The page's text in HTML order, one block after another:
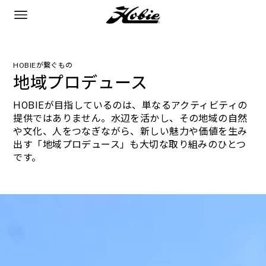
HOBIEが繋ぐもの
地域プロデュース
HOBIEが目指しているのは、単なるアクティビティの
提供ではありません。水辺を活かし、その地域の自然
や文化、人をつなぎながら、新しい魅力や価値を生み
出す「地域プロデュース」も大切な取り組みのひとつ
です。